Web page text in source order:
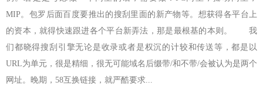
MIP。包罗后面百度要推出的搜刮里面的新产物等。想获得各平台上
的资本，就得快速跟进各个平台新弄法，那是最根基的本则。 我
们都晓得搜刮引擎无论是收录或者是权沉的计较和传送等，都是以
URL为单元，很是精细，很无可能域名后缀带/和不带/会被认为是两个
网址。晚期，58互换链接，就严酷要求...